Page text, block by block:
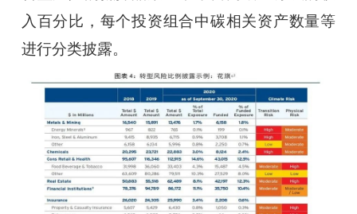
入百分比，每个投资组合中碳相关资产数量等
进行分类披露。